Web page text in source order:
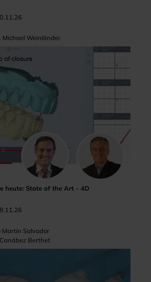
Michael Weinländer
heute: State of the Art - 4D
Martin Salvador
Berthet